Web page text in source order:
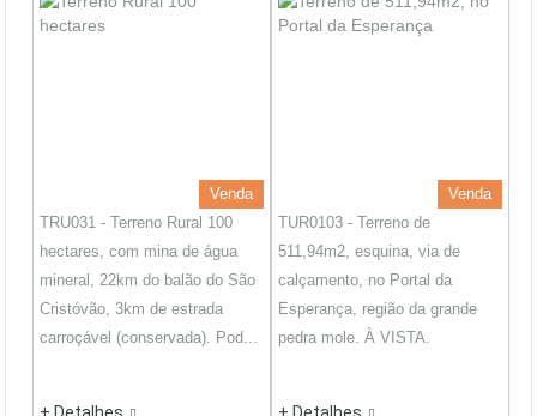
Venda
TRU031 - Terreno Rural 100
hectares, com mina de água
mineral, 22km do balão do São
Cristóvão, 3km de estrada
carroçável (conservada). Pod...
Venda
TUR0103 - Terreno de
511,94m2, esquina, via de
calçamento, no Portal da
Esperança, região da grande
pedra mole. À VISTA.